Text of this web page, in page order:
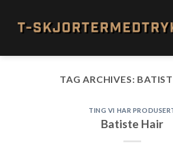
content
TAG ARCHIVES:
TING VI HAR
Batiste Hair